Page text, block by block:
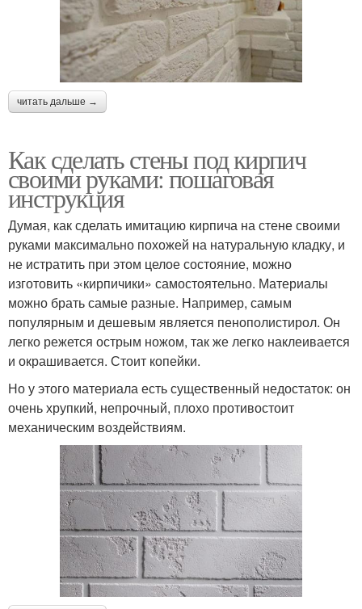
читать дальше →
Как сделать стены под кирпич
своими руками: пошаговая
инструкция
Думая, как сделать имитацию кирпича на стене своими
руками максимально похожей на натуральную кладку, и
не истратить при этом целое состояние, можно
изготовить «кирпичики» самостоятельно. Материалы
можно брать самые разные. Например, самым
популярным и дешевым является пенополистирол. Он
легко режется острым ножом, так же легко наклеивается
и окрашивается. Стоит копейки.
Но у этого материала есть существенный недостаток: он
очень хрупкий, непрочный, плохо противостоит
механическим воздействиям.